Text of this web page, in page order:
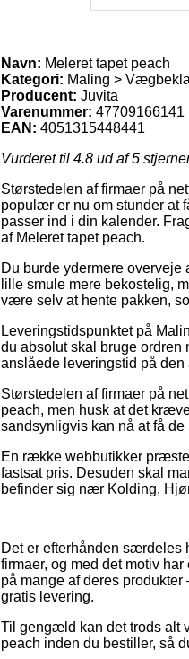
Navn: Meleret tapet peach
Kategori: Maling >
Producent: Juvita
Varenummer: 47709166141
EAN: 4051315448441
Vurderet til 4.8 ud af 5
Størstedelen af firmaer på
populær er nu om stunder at
passer ind i din kalender.
af Meleret tapet peach.
Du burde ydermere
lille smule mere bekostelig,
være selv at hente pakken,
Leveringstidspunktet på
du absolut skal bruge ordren
anslåede leveringstid på den
Størstedelen af firmaer på
peach, men husk at det
sandsynligvis kan nå at få
En række webbutikker
fastsat pris. Desuden skal
befinder sig nær Kolding,
Det er efterhånden særdeles
firmaer, og med det motiv
på mange af deres
gratis levering.
Til gengæld kan det trods alt
peach inden du bestiller, så